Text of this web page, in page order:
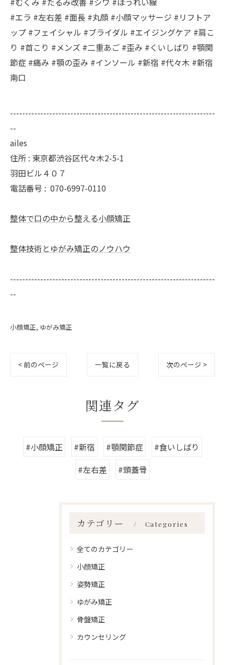
#エラ #左右差 #面長 #丸顔 #小顔マッサージ #リフトア
ップ #フェイシャル #ブライダル #エイジングケア #肩こ
り #首こり #メンズ #二重あご #歪み #くいしばり #顎関
節症 #痛み #顎の歪み #インソール #新宿 #代々木 #新宿
南口
--------------------------------------------------------------------
--
ailes
住所 : 東京都渋谷区代々木2-5-1
羽田ビル４０７
電話番号 : 070-6997-0110
整体で口の中から整える小顔矯正
整体技術とゆがみ矯正のノウハウ
--------------------------------------------------------------------
--
小顔矯正 ゆがみ矯正
< 前のページ 一覧に戻る 次のページ >
関連タグ
#小顔矯正 #新宿 #顎関節症
#食いしばり
#左右差
#頭蓋骨
カテゴリー Categories
全てのカテゴリー
小顔矯正
姿勢矯正
ゆがみ矯正
骨盤矯正
カウンセリング